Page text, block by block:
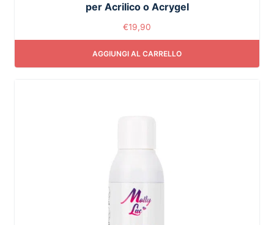
per Acrilico o Acrygel
€19,90
AGGIUNGI AL CARRELLO